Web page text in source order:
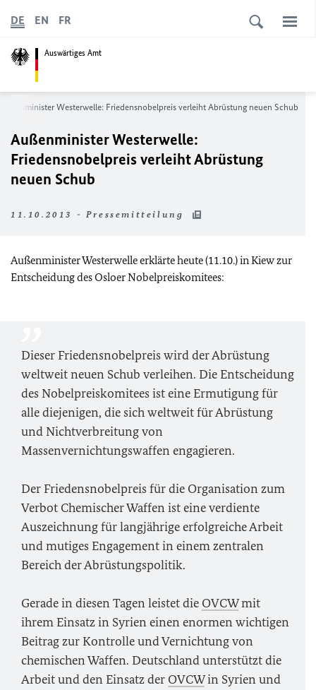
Auswärtiges Amt
DE EN FR
Außenminister Westerwelle: Friedensnobelpreis verleiht Abrüstung neuen Schub
Außenminister Westerwelle:
Friedensnobelpreis verleiht Abrüstung
neuen Schub
11.10.2013 - Pressemitteilung
Außenminister Westerwelle erklärte heute (11.10.) in Kiew zur
Entscheidung des Osloer Nobelpreiskomitees:
Dieser Friedensnobelpreis wird der Abrüstung
weltweit neuen Schub verleihen. Die Entscheidung
des Nobelpreiskomitees ist eine Ermutigung für
alle diejenigen, die sich weltweit für Abrüstung
und Nichtverbreitung von
Massenvernichtungswaffen engagieren.
Der Friedensnobelpreis für die Organisation zum
Verbot Chemischer Waffen ist eine verdiente
Auszeichnung für langjährige erfolgreiche Arbeit
und mutiges Engagement in einem zentralen
Bereich der Abrüstungspolitik.
Gerade in diesen Tagen leistet die OVCWmit
ihrem Einsatz in Syrien einen enormen wichtigen
Beitrag zur Kontrolle und Vernichtung von
chemischen Waffen. Deutschland unterstützt die
Arbeit und den Einsatz der OVCWin Syrien und